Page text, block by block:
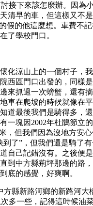
接下來該怎麼辦。因為
清早的車，但這樣又不
假的他這麼想。車費不
了學校門口。
化涼山上的一個村子，
西區門口出發的，同樣
來抓過一次螃蟹，還有
車在爬坡的時候就像在
最後我們是騎得多，
塊因2002年杜鵑節立
但我們因為沒地方安
了”，但我們還是騎了
自己記錯沒有。之後便
中方縣荊坪那邊的路
底的感覺，好爽啊。
縣新路河鄉的新路河大
多一些，記得這時候油